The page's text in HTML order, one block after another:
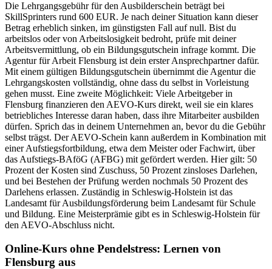
Die Lehrgangsgebühr für den Ausbilderschein beträgt bei
SkillSprinters rund 600 EUR. Je nach deiner Situation kann dieser
Betrag erheblich sinken, im günstigsten Fall auf null. Bist du
arbeitslos oder von Arbeitslosigkeit bedroht, prüfe mit deiner
Arbeitsvermittlung, ob ein Bildungsgutschein infrage kommt. Die
Agentur für Arbeit Flensburg ist dein erster Ansprechpartner dafür.
Mit einem gültigen Bildungsgutschein übernimmt die Agentur die
Lehrgangskosten vollständig, ohne dass du selbst in Vorleistung
gehen musst. Eine zweite Möglichkeit: Viele Arbeitgeber in
Flensburg finanzieren den AEVO-Kurs direkt, weil sie ein klares
betriebliches Interesse daran haben, dass ihre Mitarbeiter ausbilden
dürfen. Sprich das in deinem Unternehmen an, bevor du die Gebühr
selbst trägst. Der AEVO-Schein kann außerdem in Kombination mit
einer Aufstiegsfortbildung, etwa dem Meister oder Fachwirt, über
das Aufstiegs-BAföG (AFBG) mit gefördert werden. Hier gilt: 50
Prozent der Kosten sind Zuschuss, 50 Prozent zinsloses Darlehen,
und bei Bestehen der Prüfung werden nochmals 50 Prozent des
Darlehens erlassen. Zuständig in Schleswig-Holstein ist das
Landesamt für Ausbildungsförderung beim Landesamt für Schule
und Bildung. Eine Meisterprämie gibt es in Schleswig-Holstein für
den AEVO-Abschluss nicht.
Online-Kurs ohne Pendelstress: Lernen von
Flensburg aus